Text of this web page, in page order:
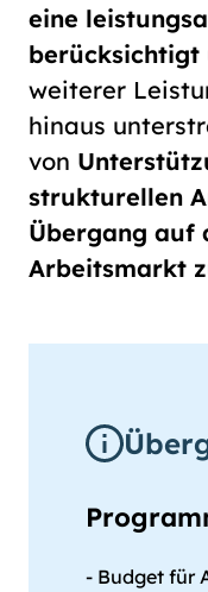
eine
berücksichtigt
weiterer
hinaus
von
strukturellen
Übergang auf
Arbeitsmarkt
- Budget für